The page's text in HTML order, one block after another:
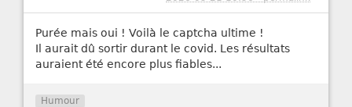
Purée mais oui ! Voilà le captcha ultime !
Il aurait dû sortir durant le covid. Les résultats
auraient été encore plus fiables...
Humour